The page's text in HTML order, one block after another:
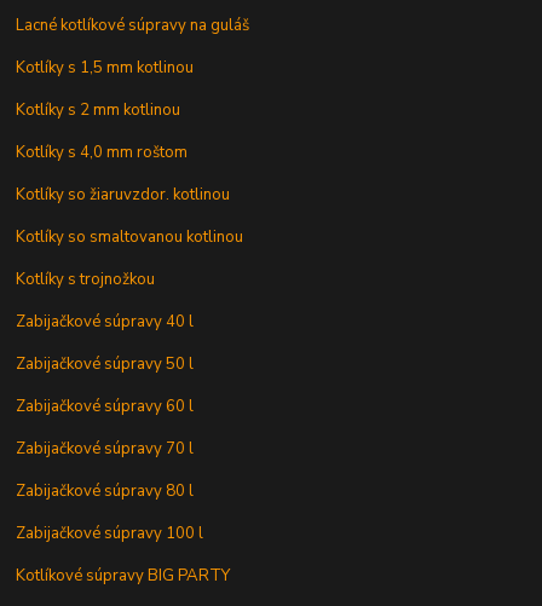
Lacné kotlíkové súpravy na guláš
Kotlíky s 1,5 mm kotlinou
Kotlíky s 2 mm kotlinou
Kotlíky s 4,0 mm roštom
Kotlíky so žiaruvzdor. kotlinou
Kotlíky so smaltovanou kotlinou
Kotlíky s trojnožkou
Zabijačkové súpravy 40 l
Zabijačkové súpravy 50 l
Zabijačkové súpravy 60 l
Zabijačkové súpravy 70 l
Zabijačkové súpravy 80 l
Zabijačkové súpravy 100 l
Kotlíkové súpravy BIG PARTY